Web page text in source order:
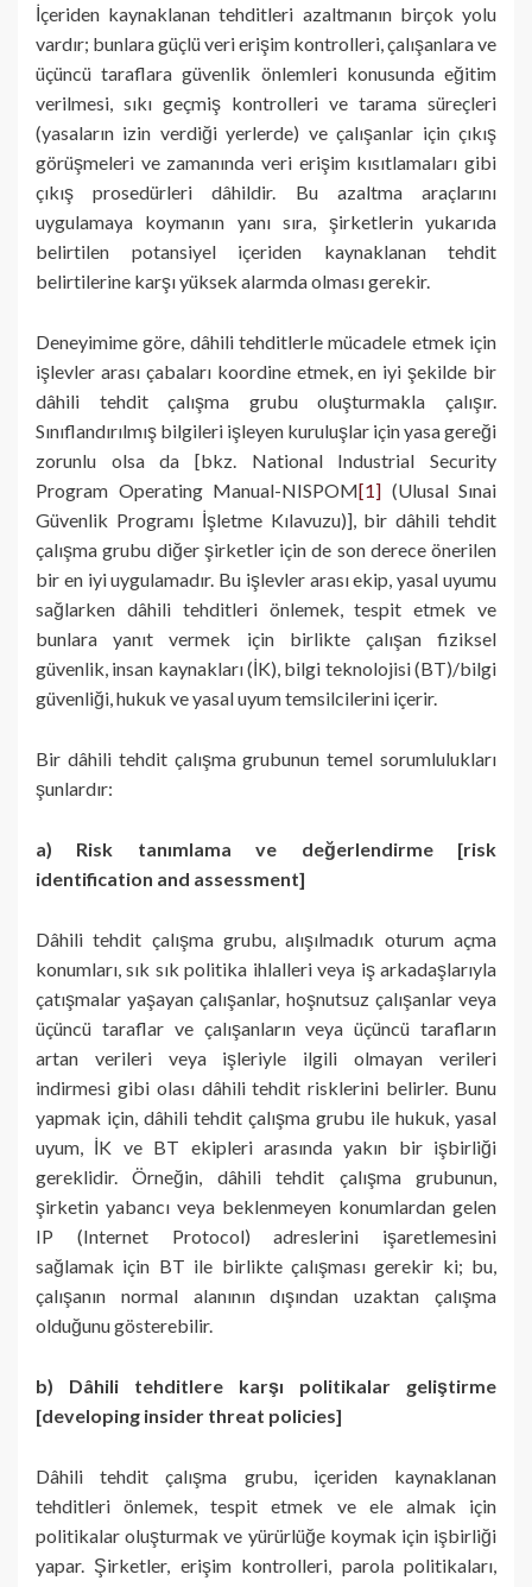
İçeriden kaynaklanan tehditleri azaltmanın birçok yolu
vardır; bunlara güçlü veri erişim kontrolleri, çalışanlara ve
üçüncü taraflara güvenlik önlemleri konusunda eğitim
verilmesi, sıkı geçmiş kontrolleri ve tarama süreçleri
(yasaların izin verdiği yerlerde) ve çalışanlar için çıkış
görüşmeleri ve zamanında veri erişim kısıtlamaları gibi
çıkış prosedürleri dâhildir. Bu azaltma araçlarını
uygulamaya koymanın yanı sıra, şirketlerin yukarıda
belirtilen potansiyel içeriden kaynaklanan tehdit
belirtilerine karşı yüksek alarmda olması gerekir.
Deneyimime göre, dâhili tehditlerle mücadele etmek için
işlevler arası çabaları koordine etmek, en iyi şekilde bir
dâhili tehdit çalışma grubu oluşturmakla çalışır.
Sınıflandırılmış bilgileri işleyen kuruluşlar için yasa gereği
zorunlu olsa da [bkz. National Industrial Security
Program Operating Manual-NISPOM[1] (Ulusal Sınai
Güvenlik Programı İşletme Kılavuzu)], bir dâhili tehdit
çalışma grubu diğer şirketler için de son derece önerilen
bir en iyi uygulamadır. Bu işlevler arası ekip, yasal uyumu
sağlarken dâhili tehditleri önlemek, tespit etmek ve
bunlara yanıt vermek için birlikte çalışan fiziksel
güvenlik, insan kaynakları (İK), bilgi teknolojisi (BT)/bilgi
güvenliği, hukuk ve yasal uyum temsilcilerini içerir.
Bir dâhili tehdit çalışma grubunun temel sorumlulukları
şunlardır:
a) Risk tanımlama ve değerlendirme [risk
identification and assessment]
Dâhili tehdit çalışma grubu, alışılmadık oturum açma
konumları, sık sık politika ihlalleri veya iş arkadaşlarıyla
çatışmalar yaşayan çalışanlar, hoşnutsuz çalışanlar veya
üçüncü taraflar ve çalışanların veya üçüncü tarafların
artan verileri veya işleriyle ilgili olmayan verileri
indirmesi gibi olası dâhili tehdit risklerini belirler. Bunu
yapmak için, dâhili tehdit çalışma grubu ile hukuk, yasal
uyum, İK ve BT ekipleri arasında yakın bir işbirliği
gereklidir. Örneğin, dâhili tehdit çalışma grubunun,
şirketin yabancı veya beklenmeyen konumlardan gelen
IP (Internet Protocol) adreslerini işaretlemesini
sağlamak için BT ile birlikte çalışması gerekir ki; bu,
çalışanın normal alanının dışından uzaktan çalışma
olduğunu gösterebilir.
b) Dâhili tehditlere karşı politikalar geliştirme
[developing insider threat policies]
Dâhili tehdit çalışma grubu, içeriden kaynaklanan
tehditleri önlemek, tespit etmek ve ele almak için
politikalar oluşturmak ve yürürlüğe koymak için işbirliği
yapar. Şirketler, erişim kontrolleri, parola politikaları,